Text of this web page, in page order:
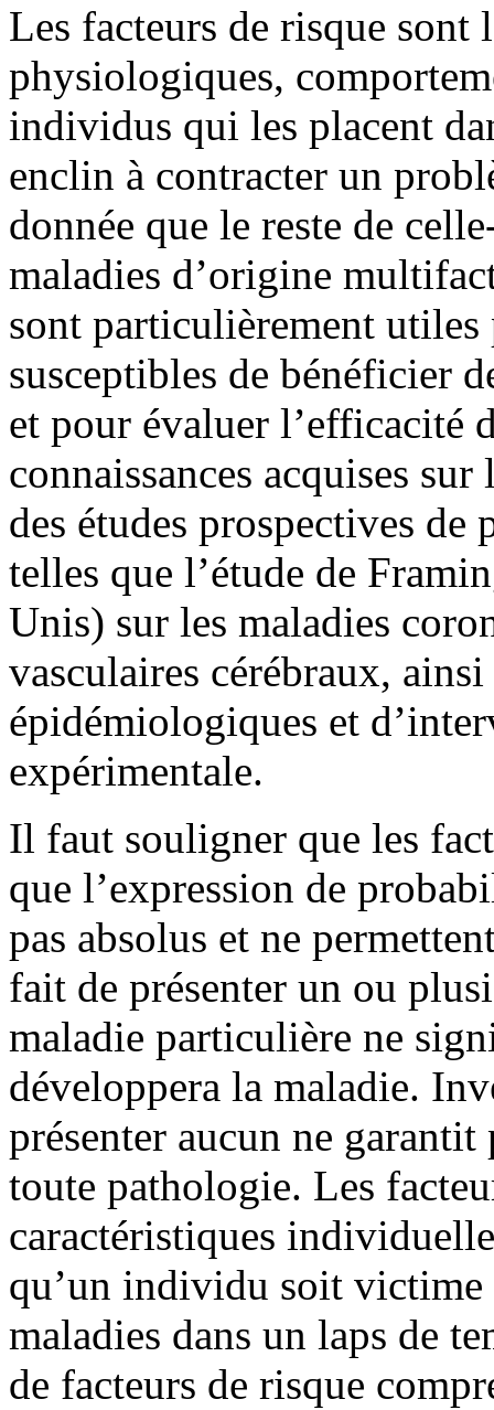
Les facteurs de risque sont
physiologiques,
individus qui les placent
enclin à contracter un
donnée que le reste de
maladies d’origine
sont particulièrement
susceptibles de bénéficier
et pour évaluer l’efficacité
connaissances acquises
des études prospectives
telles que l’étude de
Unis) sur les maladies
vasculaires cérébraux, ainsi
épidémiologiques et
expérimentale.
Il faut souligner que les
que l’expression de
pas absolus et ne
fait de présenter un ou
maladie particulière ne
développera la maladie.
présenter aucun ne garantit
toute pathologie. Les
caractéristiques
qu’un individu soit victime
maladies dans un laps de
de facteurs de risque